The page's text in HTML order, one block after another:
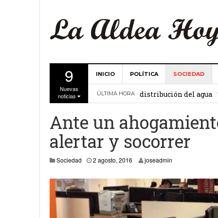
9
Nuevas
noticias
INICIO POLÍTICA SOCIEDAD
ÚLTIMA HORA
La Comunidad de
distribución del agua
Valencia 27 febrero,
Gobierno de Canarias
15 febrero, 2024
La Comunidad de
19 diciembre, 2023
Víctor Hernández
Ante un
alertar y socorrer
Sociedad 2 agosto, 2016 3 agosto, 2016
joseadmin